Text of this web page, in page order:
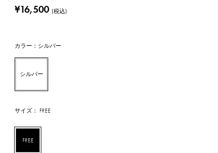
¥16,500 (税込)
カラー：シルバー
シルバー
サイズ： FREE
FREE